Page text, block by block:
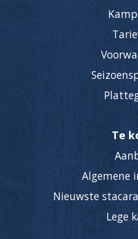
Te
Algemene
Nieuwste
Lege